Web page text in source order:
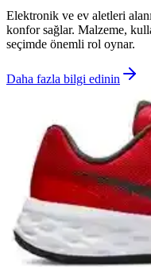
Elektronik ve ev aletleri
konfor sağlar. Malzeme,
seçimde önemli rol oynar.
Daha fazla bilgi edinin